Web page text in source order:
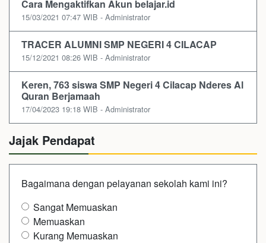
Cara Mengaktifkan Akun belajar.id
15/03/2021 07:47 WIB - Administrator
TRACER ALUMNI SMP NEGERI 4 CILACAP
15/12/2021 08:26 WIB - Administrator
Keren, 763 siswa SMP Negeri 4 Cilacap Nderes Al
Quran Berjamaah
17/04/2023 19:18 WIB - Administrator
Jajak Pendapat
Bagaimana dengan pelayanan sekolah kami ini?
Sangat Memuaskan
Memuaskan
Kurang Memuaskan